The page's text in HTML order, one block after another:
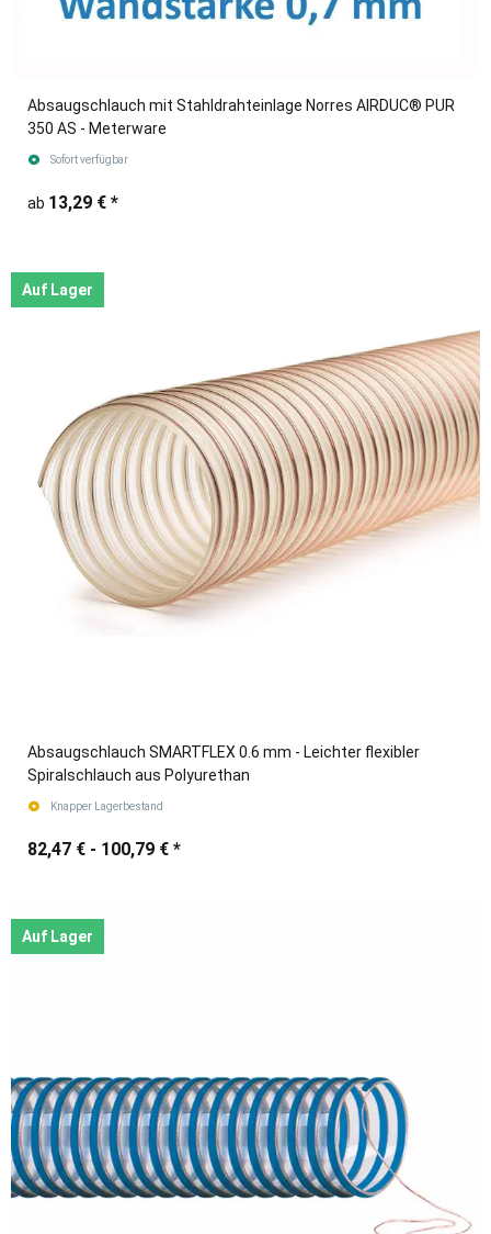
Absaugschlauch mit Stahldrahteinlage Norres AIRDUC® PUR
350 AS - Meterware
Sofort verfügbar
ab 13,29 € *
Auf Lager
Absaugschlauch SMARTFLEX 0.6 mm - Leichter flexibler
Spiralschlauch aus Polyurethan
Knapper Lagerbestand
82,47 € - 100,79 € *
Auf Lager